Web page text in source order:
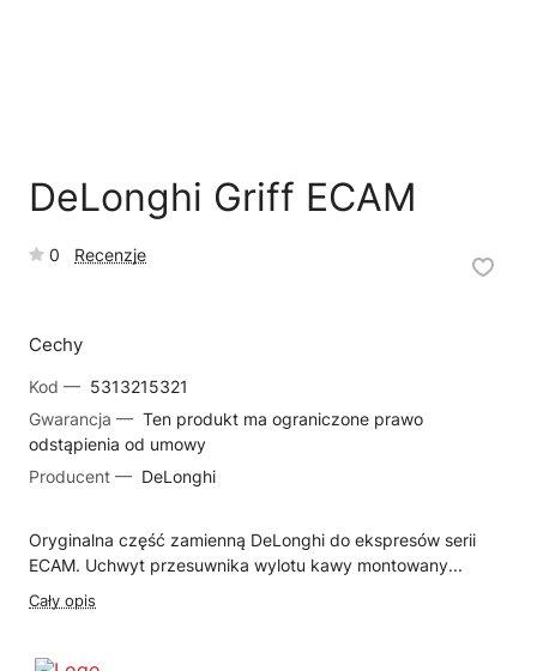
DeLonghi Griff ECAM
0 Recenzje
Cechy
Kod — 5313215321
Gwarancja — Ten produkt ma ograniczone prawo
odstąpienia od umowy
Producent — DeLonghi
Oryginalna część zamienną DeLonghi do ekspresów serii
ECAM. Uchwyt przesuwnika wylotu kawy montowany...
Cały opis